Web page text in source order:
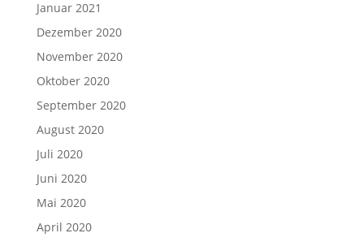
Januar 2021
Dezember 2020
November 2020
Oktober 2020
September 2020
August 2020
Juli 2020
Juni 2020
Mai 2020
April 2020